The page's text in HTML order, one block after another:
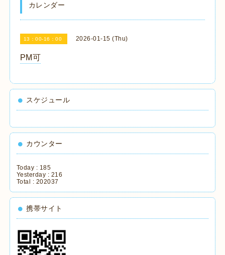
カレンダー
13：00-16：00 2026-01-15 (Thu)
PM可
スケジュール
カウンター
Today : 185
Yesterday : 216
Total : 202037
携帯サイト